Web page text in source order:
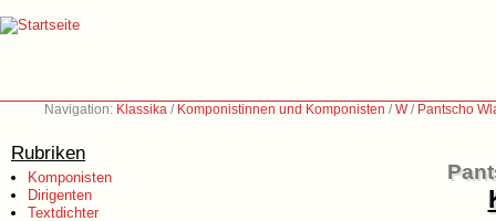
Navigation: Klassika / Komponistinnen und Komponisten /W/ Pantscho
Rubriken
Komponisten
Dirigenten
Textdichter